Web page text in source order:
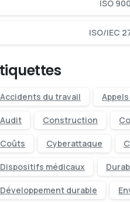
ISO
ISO/IEC
Accidents du travail
Audit Construction
Coûts Cyberattaque
Dispositifs médicaux
Développement durable